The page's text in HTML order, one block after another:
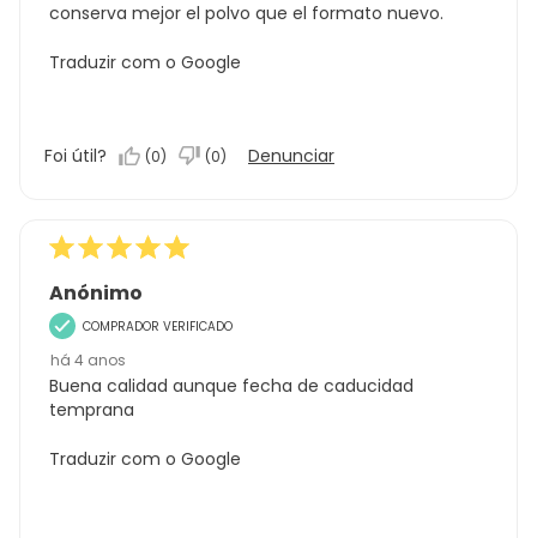
conserva mejor el polvo que el formato nuevo.
Traduzir com o Google
Foi útil? (0) (0) Denunciar
Anónimo
COMPRADOR VERIFICADO
há 4 anos
Buena calidad aunque fecha de caducidad
temprana
Traduzir com o Google